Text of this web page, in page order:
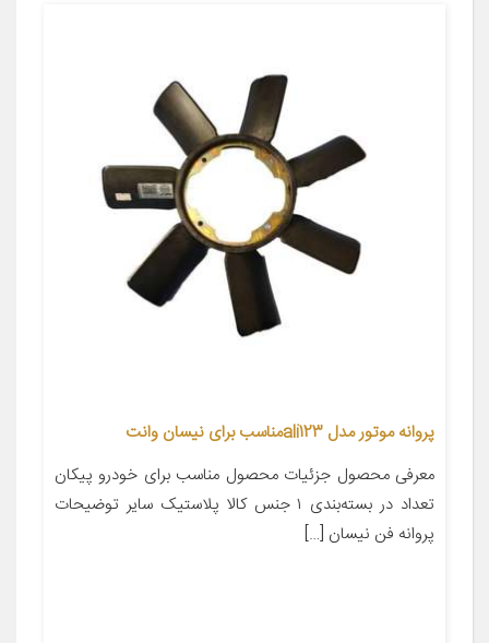
پروانه موتور مدل ali123مناسب برای نیسان وانت
معرفی محصول جزئیات محصول مناسب برای خودرو پیکان
تعداد در بسته‌بندی ۱ جنس کالا پلاستیک سایر توضیحات
پروانه فن نیسان […]